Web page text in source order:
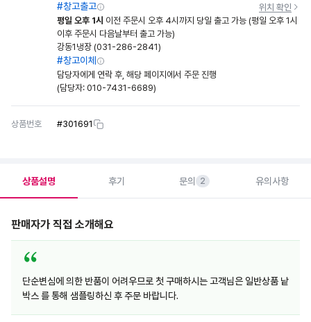
#창고출고
위치 확인
평일 오후 1시 이전 주문시 오후 4시까지 당일 출고 가능 (평일 오후 1시
이후 주문시 다음날부터 출고 가능)
강동1냉장 (031-286-2841)
#창고이체
담당자에게 연락 후, 해당 페이지에서 주문 진행
(담당자: 010-7431-6689)
상품번호 #301691
상품설명 후기 문의 2 유의사항
판매자가 직접 소개해요
단순변심에 의한 반품이 어려우므로 첫 구매하시는 고객님은 일반상품 낱
박스 를 통해 샘플링하신 후 주문 바랍니다.